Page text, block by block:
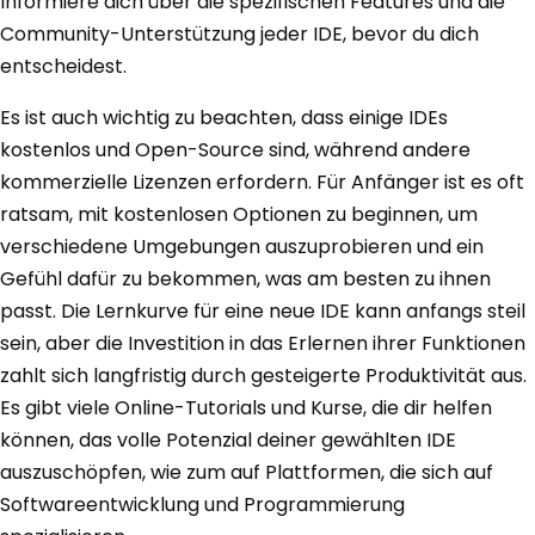
Community-Unterstützung jeder IDE, bevor du dich
entscheidest.
Es ist auch wichtig zu beachten, dass einige IDEs
kostenlos und Open-Source sind, während andere
kommerzielle Lizenzen erfordern. Für Anfänger ist es oft
ratsam, mit kostenlosen Optionen zu beginnen, um
verschiedene Umgebungen auszuprobieren und ein
Gefühl dafür zu bekommen, was am besten zu ihnen
passt. Die Lernkurve für eine neue IDE kann anfangs steil
sein, aber die Investition in das Erlernen ihrer Funktionen
zahlt sich langfristig durch gesteigerte Produktivität aus.
Es gibt viele Online-Tutorials und Kurse, die dir helfen
können, das volle Potenzial deiner gewählten IDE
auszuschöpfen, wie zum auf Plattformen, die sich auf
Softwareentwicklung und Programmierung